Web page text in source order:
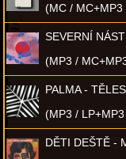
(MC / MC+MP3
SEVERNÍ
(MP3 /
PALMA -
(MP3 /
DĚTI DEŠTĚ -